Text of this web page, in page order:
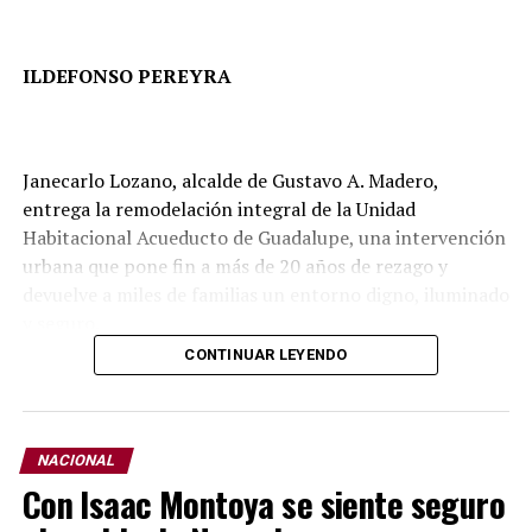
ILDEFONSO PEREYRA
Janecarlo Lozano, alcalde de Gustavo A. Madero,
entrega la remodelación integral de la Unidad
Habitacional Acueducto de Guadalupe, una intervención
urbana que pone fin a más de 20 años de rezago y
Ante más de 2 mil vecinos, el alcalde inaugura una obra
de gran alcance que transforma por completo la imagen
representativos de la demarcación, mediante
infraestructura urbana, movilidad, arte público y
recuperación de espacios comunitarios.
CONTINUAR LEYENDO
NACIONAL
Con Isaac Montoya se siente seguro